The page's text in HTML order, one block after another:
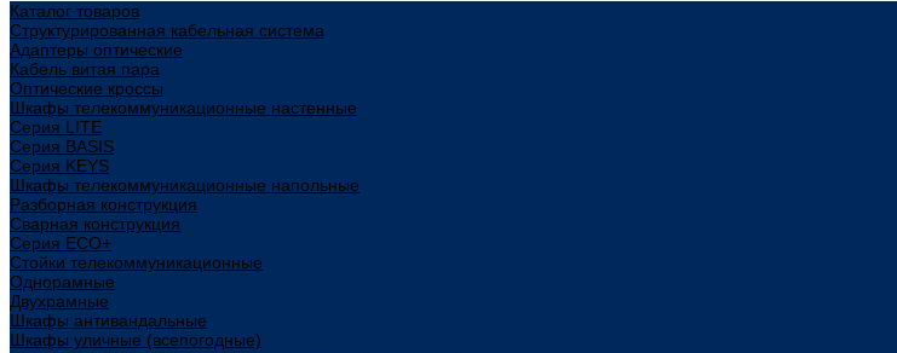
Каталог товаров
Структурированная кабельная система
Адаптеры оптические
Кабель витая пара
Оптические кроссы
Шкафы телекоммуникационные настенные
Cерия LITE
Cерия BASIS
Cерия KEYS
Шкафы телекоммуникационные напольные
Разборная конструкция
Сварная конструкция
Серия ECO+
Стойки телекоммуникационные
Однорамные
Двухрамные
Шкафы антивандальные
Шкафы уличные (всепогодные)